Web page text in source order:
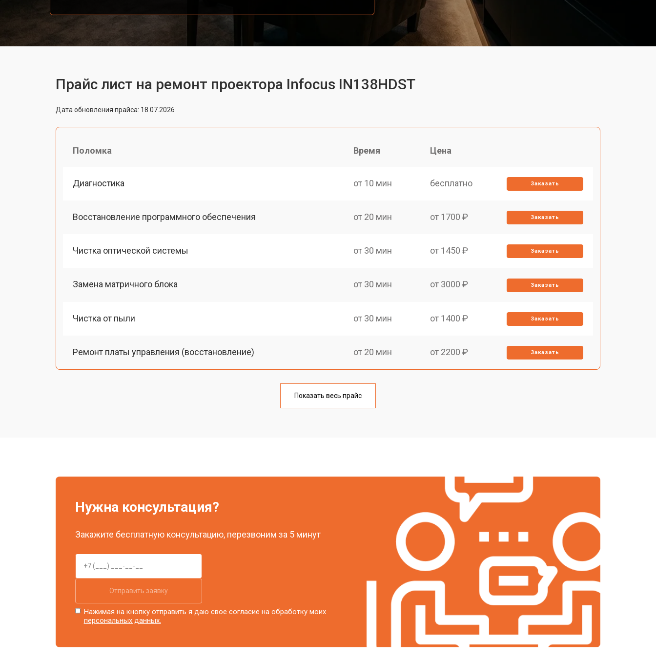
Прайс лист на ремонт проектора Infocus IN138HDST
Дата обновления прайса: 18.07.2026
Поломка Время Цена
Диагностика от 10 мин бесплатно Заказать
Восстановление программного обеспечения от 20 мин от 1700 ₽ Заказать
Чистка оптической системы от 30 мин от 1450 ₽ Заказать
Замена матричного блока от 30 мин от 3000 ₽ Заказать
Чистка от пыли от 30 мин от 1400 ₽ Заказать
Ремонт платы управления (восстановление) от 20 мин от 2200 ₽ Заказать
от 30 мин
от 2000 ₽
от 2000 ₽ Заказать
Замена блока розжига от 1900 ₽ Заказать
Показать весь прайс
Нужна консультация?
Закажите бесплатную консультацию, перезвоним за 5 минут
Отправить заявку
Нажимая на кнопку отправить я даю свое согласие на обработку моих
персональных данных.